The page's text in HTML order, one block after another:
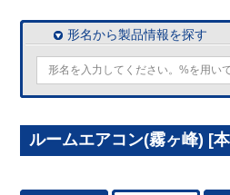
形名から製品情報を探す
ルームエアコン(霧ヶ峰) [